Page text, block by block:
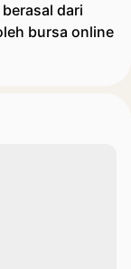
dari
bursa online